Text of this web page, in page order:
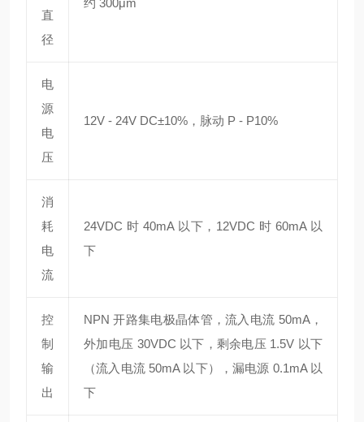
直
径
约 300μm
电
源
电
压
12V - 24V DC±10%，脉动 P - P10%
消
耗
电
流
24VDC 时 40mA 以下，12VDC 时 60mA 以
下
控
制
输
出
NPN 开路集电极晶体管，流入电流 50mA，
外加电压 30VDC 以下，剩余电压 1.5V 以下
（流入电流 50mA 以下），漏电源 0.1mA 以
下